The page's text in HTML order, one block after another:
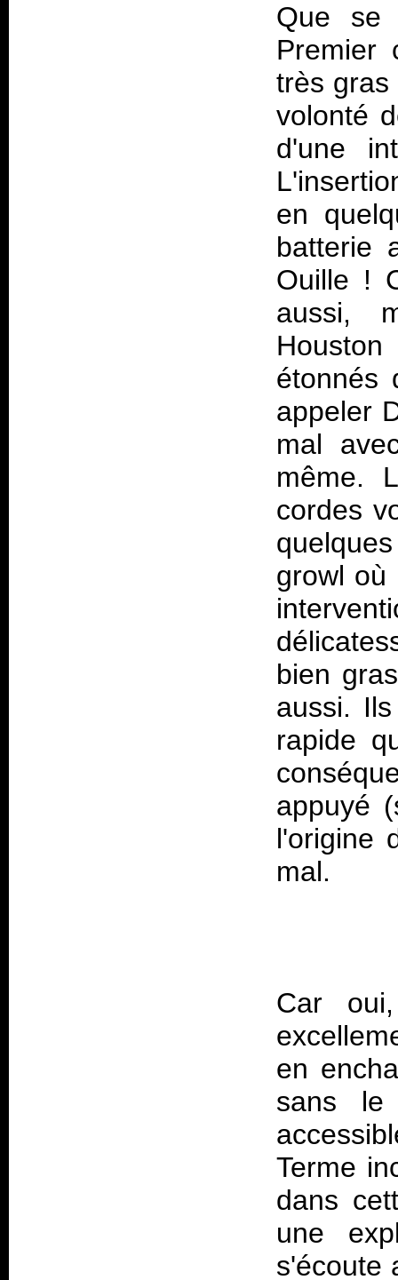
Que se
Premier
très gras
volonté
d'une
en
batterie
Ouille !
aussi,
étonnés
appeler
mal
même.
cordes
growl où
bien
aussi.
rapide
appuyé
l'origine
Car
en
sans le
Terme
dans
une
s'écoute